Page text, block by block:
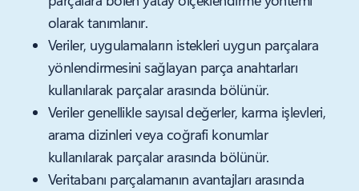
olarak tanımlanır.
Veriler, uygulamaların istekleri uygun parçalara
yönlendirmesini sağlayan parça anahtarları
kullanılarak parçalar arasında bölünür.
Veriler genellikle sayısal değerler, karma işlevleri,
arama dizinleri veya coğrafi konumlar
kullanılarak parçalar arasında bölünür.
Veritabanı parçalamanın avantajları arasında